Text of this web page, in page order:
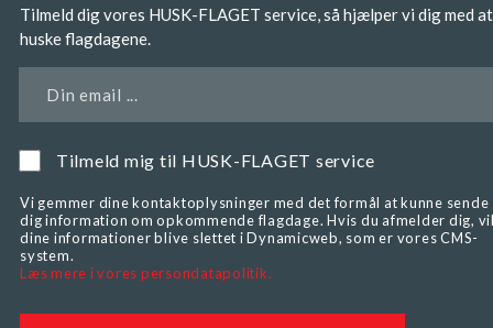
Tilmeld dig vores HUSK-FLAGET service, så hjælper vi dig med at
huske flagdagene.
Din email ...
Tilmeld mig til HUSK-FLAGET service
Vi gemmer dine kontaktoplysninger med det formål at kunne sende
dig information om opkommende flagdage. Hvis du afmelder dig,
dine informationer blive slettet i Dynamicweb, som er vores CMS-
system.
Læs mere i vores persondatapolitik.